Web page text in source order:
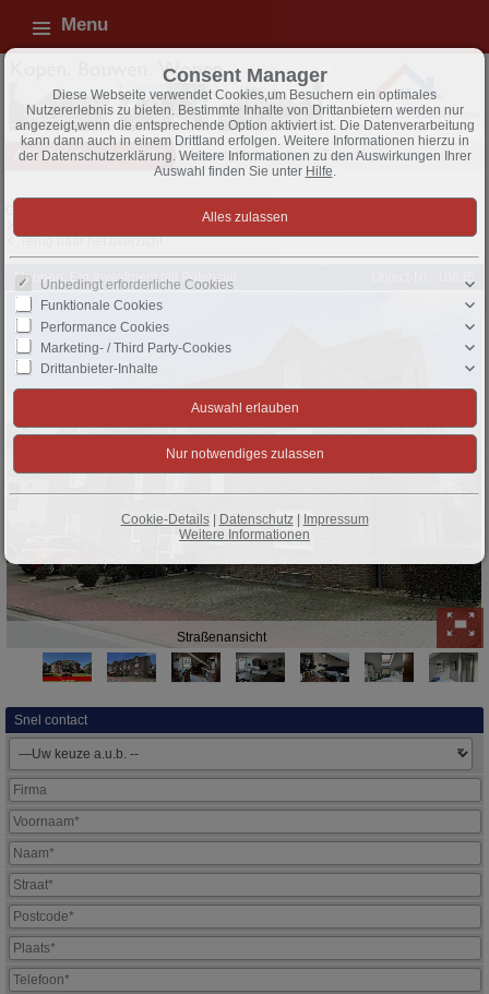
Menu
Alle objecten - overzicht Appartem., te koop Exposé
Terug naar het overzicht
Meppen: Ein Investment mit Potenzial
Straßenansicht
Snel contact
Consent Manager
Diese Webseite verwendet Cookies,um Besuchern ein optimales
Nutzererlebnis zu bieten. Bestimmte Inhalte von Drittanbietern werden nur
angezeigt,wenn die entsprechende Option aktiviert ist. Die Datenverarbeitung
kann dann auch in einem Drittland erfolgen. Weitere Informationen hierzu in
der Datenschutzerklärung. Weitere Informationen zu den Auswirkungen Ihrer
Auswahl finden Sie unter Hilfe.
Unbedingt erforderliche Cookies
Funktionale Cookies
Performance Cookies
Marketing- / Third Party-Cookies
Drittanbieter-Inhalte
Cookie-Details| Datenschutz|
Impressum
Weitere Informationen